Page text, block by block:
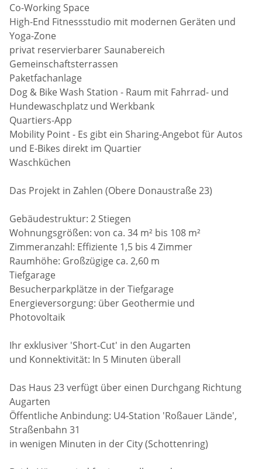
Co-Working Space
High-End Fitnessstudio mit modernen Geräten und
Yoga-Zone
privat reservierbarer Saunabereich
Gemeinschaftsterrassen
Paketfachanlage
Dog & Bike Wash Station - Raum mit Fahrrad- und
Hundewaschplatz und Werkbank
Quartiers-App
Mobility Point - Es gibt ein Sharing-Angebot für Autos
und E-Bikes direkt im Quartier
Waschküchen
Das Projekt in Zahlen (Obere Donaustraße 23)
Gebäudestruktur: 2 Stiegen
Wohnungsgrößen: von ca. 34 m² bis 108 m²
Zimmeranzahl: Effiziente 1,5 bis 4 Zimmer
Raumhöhe: Großzügige ca. 2,60 m
Tiefgarage
Besucherparkplätze in der Tiefgarage
Energieversorgung: über Geothermie und
Photovoltaik
Ihr exklusiver 'Short-Cut' in den Augarten
und Konnektivität: In 5 Minuten überall
Das Haus 23 verfügt über einen Durchgang Richtung
Augarten
Öffentliche Anbindung: U4-Station 'Roßauer Lände',
Straßenbahn 31
in wenigen Minuten in der City (Schottenring)